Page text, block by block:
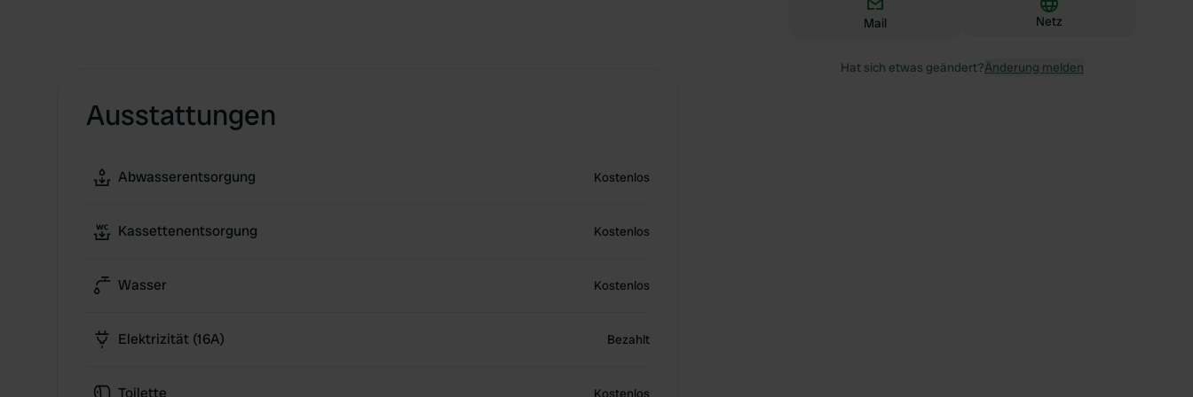
Ausstattungen
Abwasserentsorgung Kostenlos
Kassettenentsorgung Kostenlos
Wasser Kostenlos
Elektrizität (16A) Bezahlt
Toilette Kostenlos
Mail Netz
Hat sich etwas geändert?Änderung melden